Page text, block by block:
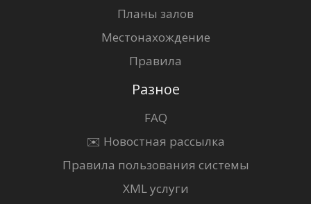
Планы залов
Местонахождение
Правила
Разное
FAQ
✉️ Новостная рассылка
Правила пользования системы
XML услуги